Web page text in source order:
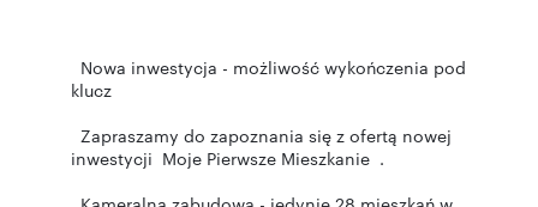
Nowa inwestycja - możliwość wykończenia pod
klucz
Zapraszamy do zapoznania się z ofertą nowej
inwestycji Moje Pierwsze Mieszkanie .